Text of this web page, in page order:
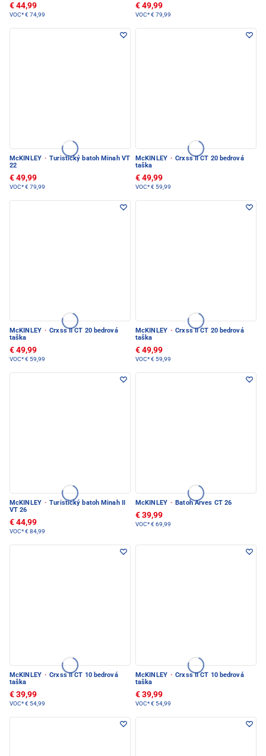
€ 44,99
VOC*€ 74,99
€ 49,99
VOC*€ 79,99
McKINLEY · Turistický batoh Minah VT
22
€ 49,99
VOC*€ 79,99
McKINLEY · Crxss II CT 20 bedrová
taška
€ 49,99
VOC*€ 59,99
McKINLEY · Crxss II CT 20 bedrová
taška
€ 49,99
VOC*€ 59,99
McKINLEY · Crxss II CT 20 bedrová
taška
€ 49,99
VOC*€ 59,99
McKINLEY · Turistický batoh Minah II
VT 26
€ 44,99
VOC*€ 84,99
McKINLEY · Batoh Arves CT 26
€ 39,99
VOC*€ 69,99
McKINLEY · Crxss II CT 10 bedrová
taška
€ 39,99
VOC*€ 54,99
McKINLEY · Crxss II CT 10 bedrová
taška
€ 39,99
VOC*€ 54,99